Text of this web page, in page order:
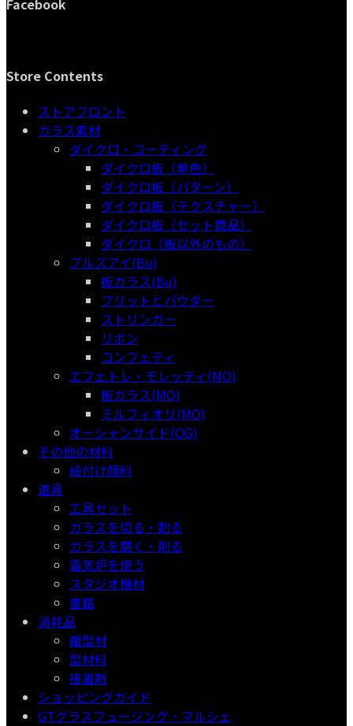
Facebook
Store Contents
ストアフロント
ガラス素材
ダイクロ・コーティング
ダイクロ板（単色）
ダイクロ板（パターン）
ダイクロ板（テクスチャー）
ダイクロ板（セット商品）
ダイクロ（板以外のもの）
ブルズアイ(Bu)
板ガラス(Bu)
フリットとパウダー
ストリンガー
リボン
コンフェティ
エフェトレ・モレッティ(MO)
板ガラス(MO)
ミルフィオリ(MO)
オーシャンサイド(OG)
その他の材料
絵付け顔料
道具
工具セット
ガラスを切る・割る
ガラスを磨く・削る
電気炉を使う
スタジオ機材
書籍
消耗品
離型材
型材料
接着剤
ショッピングガイド
GTグラスフュージング・マルシェ